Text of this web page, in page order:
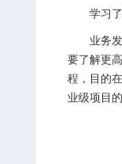
学习了
业务发展
要了解更
程，目的
业级项目